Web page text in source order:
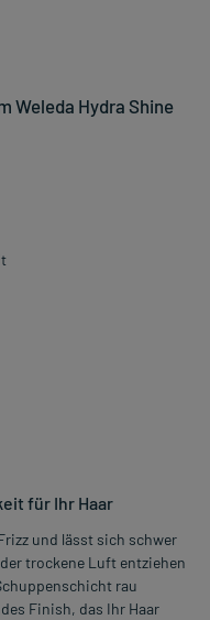
Weleda Hydra Shine
für Ihr Haar
und lässt sich schwer
trockene Luft entziehen
rau
Finish, das Ihr Haar